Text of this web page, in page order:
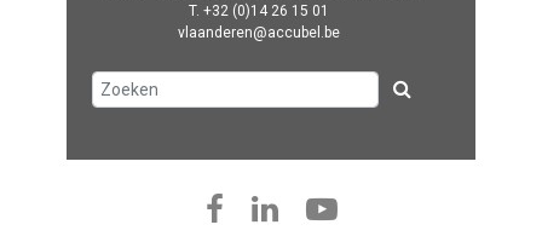
T. +32 (0)14 26 15 01
vlaanderen@accubel.be